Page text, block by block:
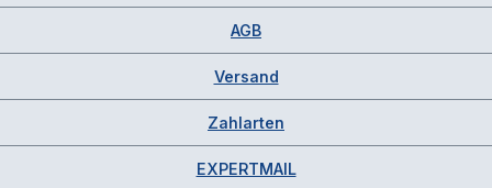
AGB
Versand
Zahlarten
EXPERTMAIL